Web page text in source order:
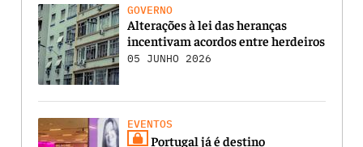
GOVERNO
Alterações à lei das heranças
incentivam acordos entre herdeiros
05 JUNHO 2026
EVENTOS
Portugal já é destino